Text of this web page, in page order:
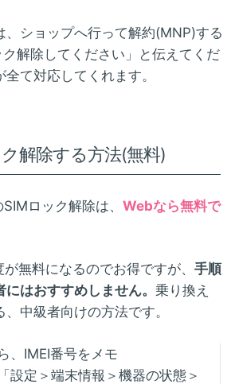
、ショップへ行って解約(MNP)する
解除してください」と伝えてくだ
て対応してくれます。
解除する方法(無料)
ロック解除は、 Webなら無料で
無料になるのでお得ですが、 手順
はおすすめしません。 乗り換え
中級者向けの方法です。
、IMEI番号をメモ
定＞端末情報＞機器の状態＞